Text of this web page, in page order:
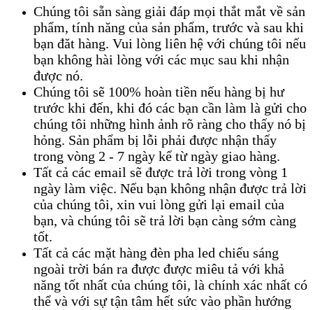
Chúng tôi sẵn sàng giải đáp mọi thắt mắt về sản
phẩm, tính năng của sản phẩm, trước và sau khi
bạn đăt hàng. Vui lòng liên hệ với chúng tôi nếu
bạn không hài lòng với các mục sau khi nhận
được nó.
Chúng tôi sẽ 100% hoàn tiền nếu hàng bị hư
trước khi đến, khi đó các bạn cần làm là gửi cho
chúng tôi những hình ảnh rõ ràng cho thấy nó bị
hỏng. Sản phẩm bị lỗi phải được nhận thấy
trong vòng 2 - 7 ngày kể từ ngày giao hàng.
Tất cả các email sẽ được trả lời trong vòng 1
ngày làm việc. Nếu bạn không nhận được trả lời
của chúng tôi, xin vui lòng gửi lại email của
bạn, và chúng tôi sẽ trả lời bạn càng sớm càng
tốt.
Tất cả các mặt hàng đèn pha led chiếu sáng
ngoài trời bán ra được được miêu tả với khả
năng tốt nhất của chúng tôi, là chính xác nhất có
thể và với sự tận tâm hết sức vào phần hướng